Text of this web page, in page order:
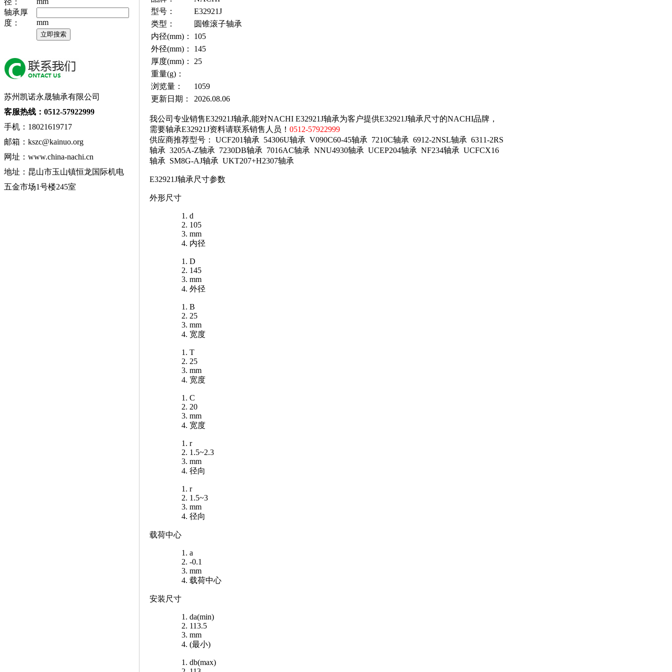
径：
轴承厚
度：
mm
苏州凯诺永晟轴承有限公司
客服热线：0512-57922999
手机：18021619717
邮箱：kszc@kainuo.org
网址：www.china-nachi.cn
地址：昆山市玉山镇恒龙国际机电
五金市场1号楼245室
型号：
E32921J
类型：
圆锥滚子轴承
内径(mm)：
105
外径(mm)：
145
厚度(mm)：
25
重量(g)：
浏览量：
1059
更新日期：
2026.08.06
我公司专业销售E32921J轴承,能对NACHI E32921J轴承为客户提供E32921J轴承尺寸的NACHI品牌，
需要轴承E32921J资料请联系销售人员！ 0512-57922999
供应商推荐型号： UCF201轴承 54306U轴承 V090C60-45轴承 7210C轴承 6912-2NSL轴承 6311-2RS
轴承 3205A-Z轴承 7230DB轴承 7016AC轴承 NNU4930轴承 UCEP204轴承 NF234轴承 UCFCX16
轴承 SM8G-AJ轴承 UKT207+H2307轴承
E32921J轴承尺寸参数
外形尺寸
d
105
mm
内径
D
145
mm
外径
B
25
mm
宽度
T
25
mm
宽度
C
20
mm
宽度
r
1.5~2.3
mm
径向
r
1.5~3
mm
径向
载荷中心
a
-0.1
mm
载荷中心
安装尺寸
da(min)
113.5
mm
(最小)
db(max)